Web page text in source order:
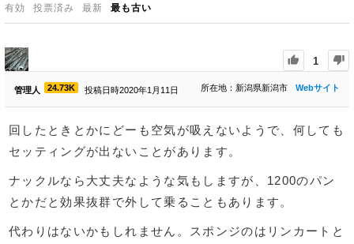
有効 投票済み 最新 最も古い
1
管理人 24.73K 投稿日時2020年1月11日 Webサイト
所在地：新潟県新潟市
回したときとかにどーも空気が吸えないようで、何しても
セッティングが出ないことがあります。
ナックルなら大丈夫なような気もしますが、1200のパン
とかだと効果抜群で外して乗ることもあります。
代わりはないかもしれません。スポンジのはリンカートと